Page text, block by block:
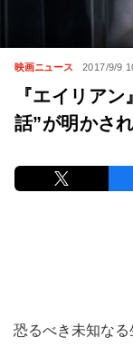
映画ニュース 2017/9/9
『エイリア
話”が明かさ
恐るべき未知な